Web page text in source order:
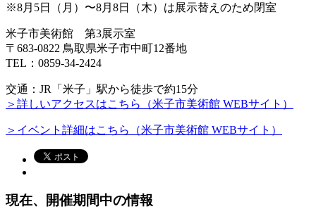
※8月5日（月）〜8月8日（木）は展示替えのため閉室
米子市美術館 第3展示室
〒683-0822 鳥取県米子市中町12番地
TEL：0859-34-2424
交通：JR「米子」駅から徒歩で約15分
＞詳しいアクセスはこちら（米子市美術館 WEBサイト）
＞イベント詳細はこちら（米子市美術館 WEBサイト）
現在、開催期間中の情報